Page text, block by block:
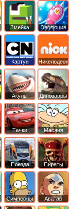
Змейка Эволюция
Картун
нетворк
Никелодеон
Акулы Динозавры
Тачки Масяня
Поезда
Пираты
Карибского
Моря
Симпсоны
Аватар
легенда об